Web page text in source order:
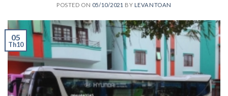
POSTED ON 05/10/2021 BY LEVANTOAN
05
Th10